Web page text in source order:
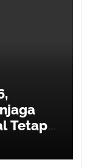
Tetap